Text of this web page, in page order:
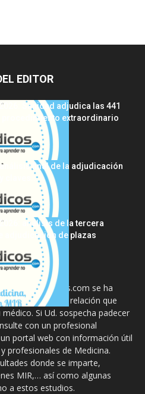
EDITOR
Sanidad adjudica las 441
procedimiento extraordinario
análisis final de la adjudicación
claves...
análisis de la tercera
adjudicación de plazas
en CasiMedicos.com se ha
no substituir, la relación que
Si Ud. sospecha padecer
con un profesional
un portal web con información útil
profesionales de Medicina.
donde se imparte,
MIR,… así como algunas
a estos estudios.